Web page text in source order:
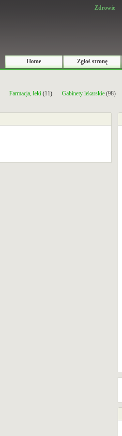
Zdrowie
Home Zgłoś stronę
Farmacja, leki (11) Gabinety lekarskie (98)